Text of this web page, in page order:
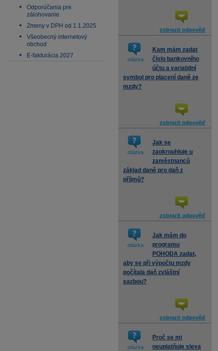
Odporúčania pre
zálohovanie
Zmeny v DPH od 1.1.2025
Všeobecný internetový
obchod
E-fakturácia 2027
zobrazit odpověď
otázka
Kam mám zadat
číslo bankovního
účtu a variabilní
symbol pro placení daně ze
mzdy?
zobrazit odpověď
otázka
Jak se
zaokrouhluje u
zaměstnanců
základ daně pro daň z
příjmů?
zobrazit odpověď
otázka
Jak mám do
programu
POHODA zadat,
aby se při výpočtu mzdy
počítala daň zvláštní
sazbou?
zobrazit odpověď
otázka
Proč se mi
neuplatňuje sleva